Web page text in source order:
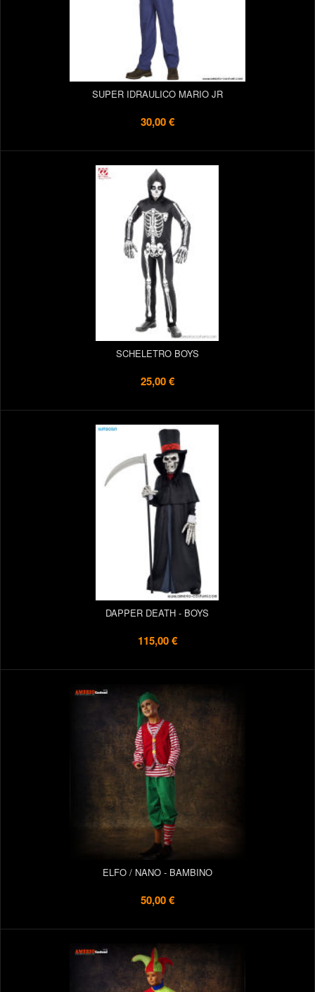
SUPER IDRAULICO MARIO JR
30,00 €
SCHELETRO BOYS
25,00 €
DAPPER DEATH - BOYS
115,00 €
ELFO / NANO - BAMBINO
50,00 €